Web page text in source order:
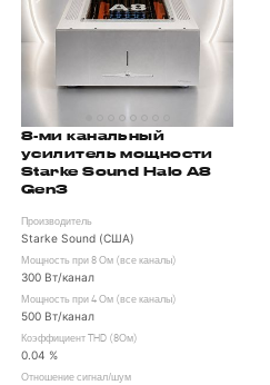
8-ми канальный
усилитель мощности
Starke Sound Halo A8
Gen3
Производитель
Starke Sound (США)
Мощность при 8 Ом (все каналы)
300 Вт/канал
Мощность при 4 Ом (все каналы)
500 Вт/канал
Коэффициент THD (8Ом)
0.04 %
Отношение сигнал/шум